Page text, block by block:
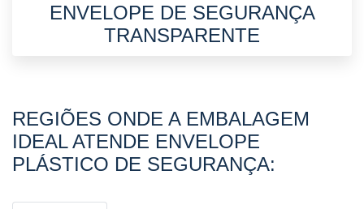
ENVELOPE DE SEGURANÇA
TRANSPARENTE
REGIÕES ONDE A EMBALAGEM
IDEAL ATENDE ENVELOPE
PLÁSTICO DE SEGURANÇA: